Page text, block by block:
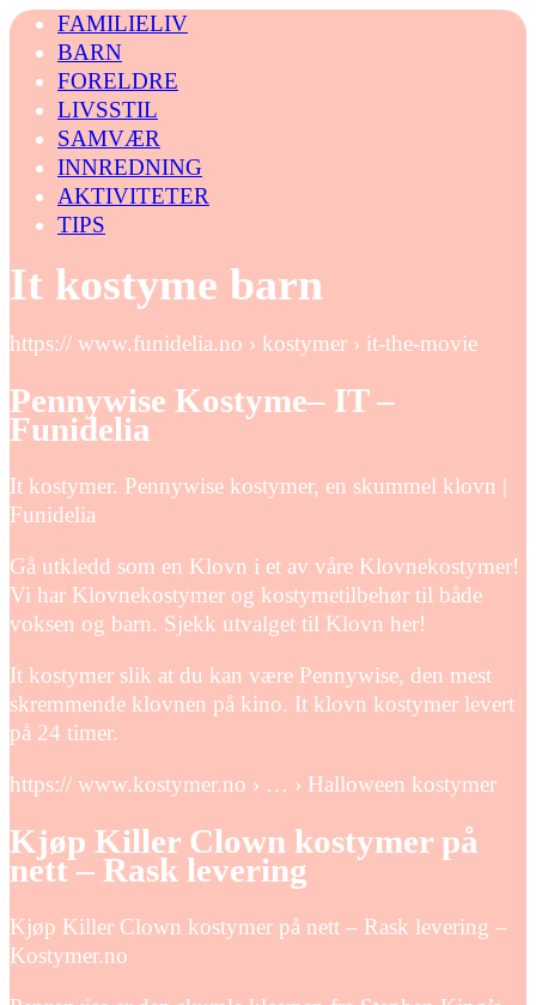
FAMILIELIV
BARN
FORELDRE
LIVSSTIL
SAMVÆR
INNREDNING
AKTIVITETER
TIPS
It kostyme barn
https:// www.funidelia.no › kostymer › it-the-movie
Pennywise Kostyme– IT –
Funidelia
It kostymer. Pennywise kostymer, en skummel klovn |
Funidelia
Gå utkledd som en Klovn i et av våre Klovnekostymer!
Vi har Klovnekostymer og kostymetilbehør til både
voksen og barn. Sjekk utvalget til Klovn her!
It kostymer slik at du kan være Pennywise, den mest
skremmende klovnen på kino. It klovn kostymer levert
på 24 timer.
https:// www.kostymer.no › … › Halloween kostymer
Kjøp Killer Clown kostymer på
nett – Rask levering
Kjøp Killer Clown kostymer på nett – Rask levering –
Kostymer.no